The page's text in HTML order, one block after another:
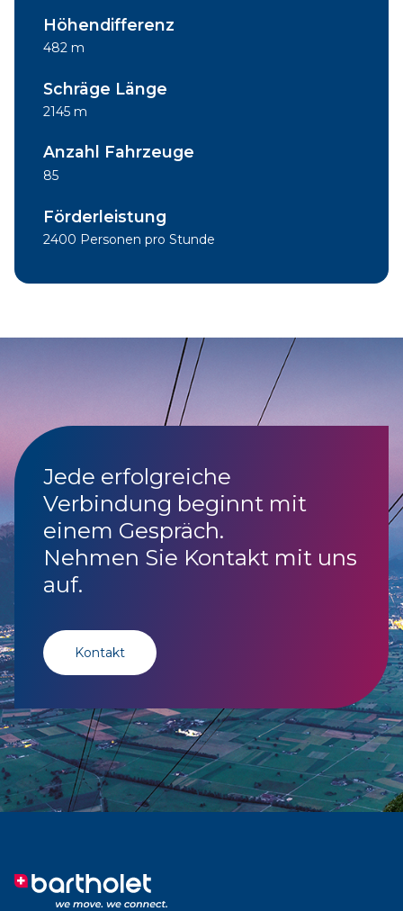
Höhendifferenz
482 m
Schräge Länge
2145 m
Anzahl Fahrzeuge
85
Förderleistung
2400 Personen pro Stunde
Jede erfolgreiche
Verbindung beginnt mit
einem Gespräch.
Nehmen Sie Kontakt mit uns
auf.
Kontakt